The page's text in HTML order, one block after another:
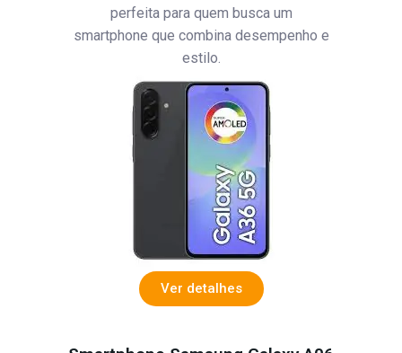
perfeita para quem busca um
smartphone que combina desempenho e
estilo.
Ver detalhes